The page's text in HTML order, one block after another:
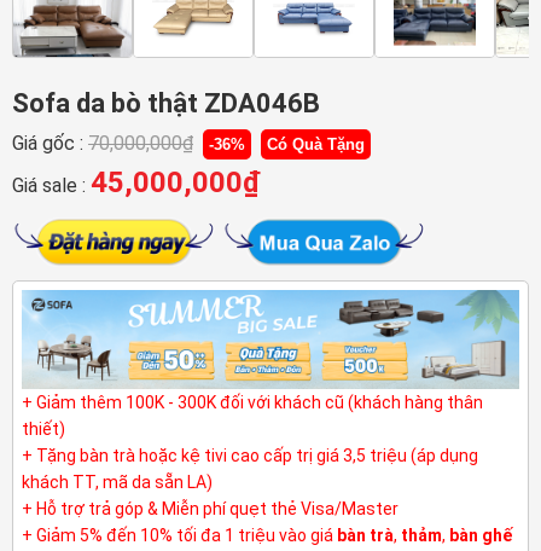
PHÒNG NGỦ ▼
PHÒNG KHÁCH
Sofa da bò thật ZDA046B
Giá gốc : 70,000,000₫ -36% Có Quà Tặng
Giá sale : 45,000,000₫
+ Giảm thêm 100K - 300K đối với khách cũ (khách hàng thân
thiết)
+ Tặng bàn trà hoặc kệ tivi cao cấp trị giá 3,5 triệu (áp dụng
khách TT, mã da sẵn LA)
+ Hỗ trợ trả góp & Miễn phí quẹt thẻ Visa/Master
+ Giảm 5% đến 10% tối đa 1 triệu vào giá bàn trà, thảm, bàn ghế